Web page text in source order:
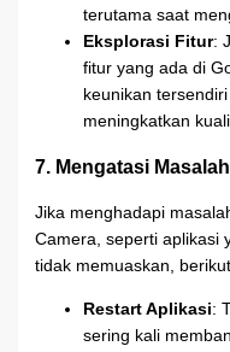
terutama saat
Eksplorasi Fitur:
fitur yang ada di
keunikan
meningkatkan
7. Mengatasi
Jika menghadapi
Camera, seperti aplikasi
tidak memuaskan,
Restart Aplikasi:
sering kali